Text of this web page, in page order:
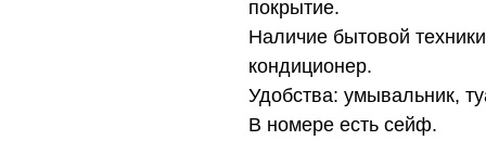
покрытие.
Наличие бытовой
кондиционер.
Удобства: умывальник,
В номере есть сейф.